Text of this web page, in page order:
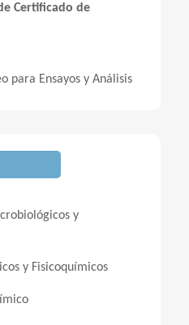
Certificado de
para Ensayos y Análisis
y
y Fisicoquímicos